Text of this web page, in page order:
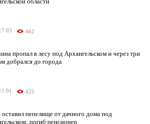
462
пропал в лесу под Архангельском и через три
добрался до города
425
оставил пепелище от дачного дома под
погиб пенсионер